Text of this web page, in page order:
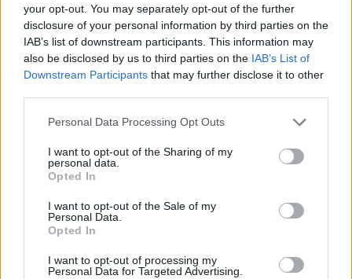
your opt-out. You may separately opt-out of the further
disclosure of your personal information by third parties on the
IAB’s list of downstream participants. This information may
also be disclosed by us to third parties on the IAB’s List of
Downstream Participants that may further disclose it to other
Please note that this website/app uses one or more Google
not limited to your visit or usage behaviour. You may click to
grant or deny consent to Google and its third-party tags to
use your data for below specified purposes in below Google
consent section.
Personal Data Processing Opt Outs
I want to opt-out of the Sharing of my
personal data.
Opted In
I want to opt-out of the Sale of my
Personal Data.
Opted In
I want to opt-out of processing my
Personal Data for Targeted Advertising.
Qeki•2014. november 01.
Köröttem mindenütt békés keresztek
S mély nyugalom beszédes csöndje hallgat.
Juhász Gyula
Fiumei ...